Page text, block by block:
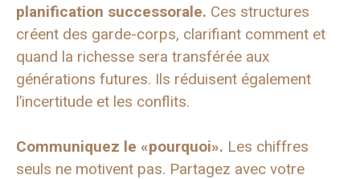
planification successorale. Ces structures
créent des garde-corps, clarifiant comment et
quand la richesse sera transférée aux
générations futures. Ils réduisent également
l’incertitude et les conflits.
Communiquez le «pourquoi». Les chiffres
seuls ne motivent pas. Partagez avec votre